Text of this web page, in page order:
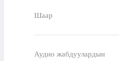
Шаар
Аудио жабдуулардын